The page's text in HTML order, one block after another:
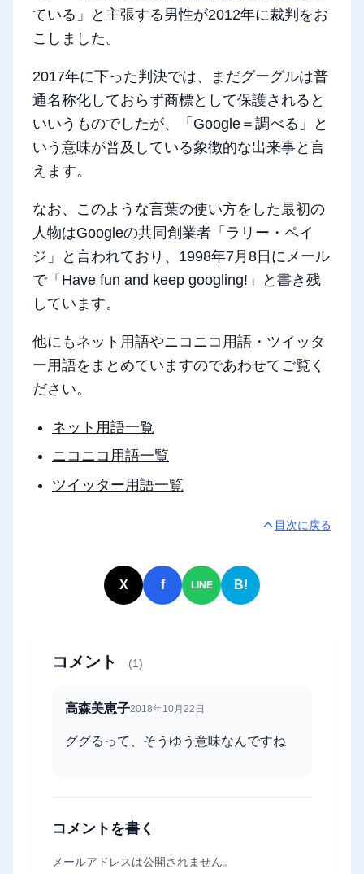
ている」と主張する男性が2012年に裁判をお
こしました。
2017年に下った判決では、まだグーグルは普
通名称化しておらず商標として保護されると
いいうものでしたが、「Google＝調べる」と
いう意味が普及している象徴的な出来事と言
えます。
なお、このような言葉の使い方をした最初の
人物はGoogleの共同創業者「ラリー・ペイ
ジ」と言われており、1998年7月8日にメール
で「Have fun and keep googling!」と書き残
しています。
他にもネット用語やニコニコ用語・ツイッタ
ー用語をまとめていますのであわせてご覧く
ださい。
ネット用語一覧
ニコニコ用語一覧
ツイッター用語一覧
目次に戻る
X f LINE B!
コメント (1)
高森美恵子2018年10月22日
ググるって、そうゆう意味なんですね
コメントを書く
メールアドレスは公開されません。